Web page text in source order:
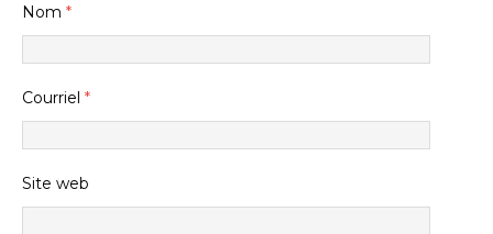
Nom *
Courriel *
Site web